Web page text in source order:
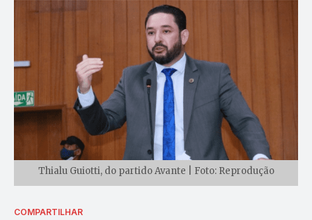
Thialu Guiotti, do partido Avante | Foto: Reprodução
COMPARTILHAR